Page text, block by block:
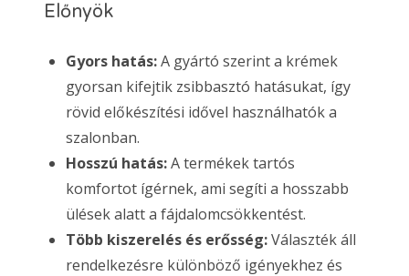
Előnyök
Gyors hatás:A gyártó szerint a krémek
gyorsan kifejtik zsibbasztó hatásukat, így
rövid előkészítési idővel használhatók a
szalonban.
Hosszú hatás:A termékek tartós
komfortot ígérnek, ami segíti a hosszabb
ülések alatt a fájdalomcsökkentést.
Több kiszerelés és erősség:Választék áll
rendelkezésre különböző igényekhez és